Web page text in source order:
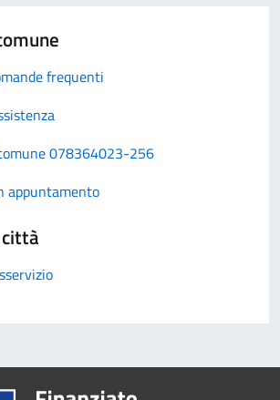
frequenti
078364023-256
appuntamento